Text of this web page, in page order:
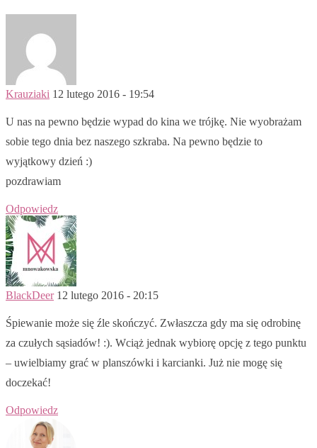
Krauziaki 12 lutego 2016 - 19:54
U nas na pewno będzie wypad do kina we trójkę. Nie wyobrażam
sobie tego dnia bez naszego szkraba. Na pewno będzie to
wyjątkowy dzień :)
pozdrawiam
Odpowiedz
BlackDeer 12 lutego 2016 - 20:15
Śpiewanie może się źle skończyć. Zwłaszcza gdy ma się odrobinę
za czułych sąsiadów! :). Wciąż jednak wybiorę opcję z tego punktu
– uwielbiamy grać w planszówki i karcianki. Już nie mogę się
doczekać!
Odpowiedz